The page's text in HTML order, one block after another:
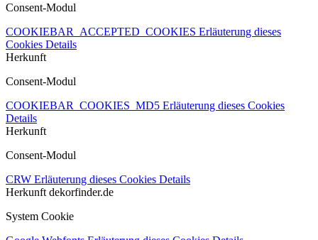
Consent-Modul
COOKIEBAR_ACCEPTED_COOKIES Erläuterung dieses
Cookies Details
Herkunft
Consent-Modul
COOKIEBAR_COOKIES_MD5 Erläuterung dieses Cookies
Details
Herkunft
Consent-Modul
CRW Erläuterung dieses Cookies Details
Herkunft dekorfinder.de
System Cookie